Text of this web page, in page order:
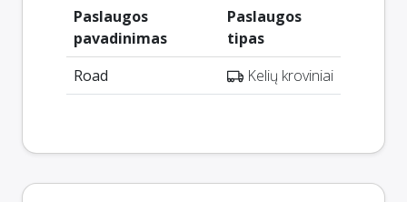
Paslaugos
pavadinimas
Paslaugos
tipas
Road
Kelių kroviniai